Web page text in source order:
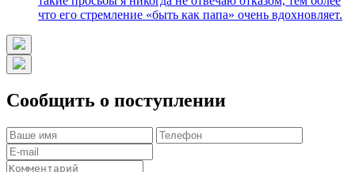
что его стремление «быть как папа» очень вдохновляет.
Сообщить о поступлении